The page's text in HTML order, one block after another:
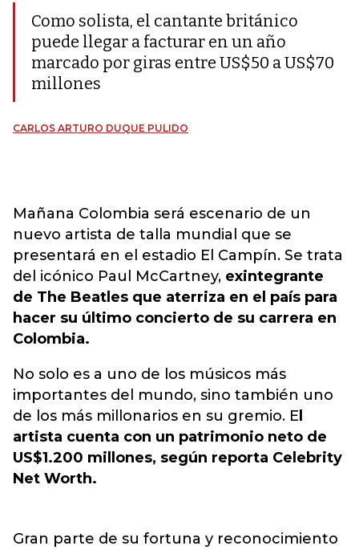
Como solista, el cantante británico
puede llegar a facturar en un año
marcado por giras entre US$50 a US$70
millones
CARLOS ARTURO DUQUE PULIDO
Mañana Colombia será escenario de un
nuevo artista de talla mundial que se
presentará en el estadio El Campín. Se trata
del icónico Paul McCartney, exintegrante
de The Beatles que aterriza en el país para
hacer su último concierto de su carrera en
Colombia.
No solo es a uno de los músicos más
importantes del mundo, sino también uno
de los más millonarios en su gremio. E
artista cuenta con un patrimonio neto de
US$1.200 millones, según reporta Celebrity
Net Worth.
Gran parte de su fortuna y reconocimiento